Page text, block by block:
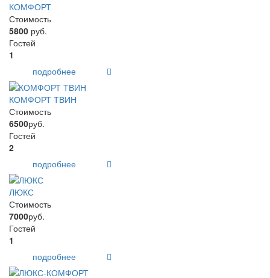
КОМФОРТ
Стоимость
5800 руб.
Гостей
1
подробнее
КОМФОРТ ТВИН
Стоимость
6500руб.
Гостей
2
подробнее
ЛЮКС
Стоимость
7000руб.
Гостей
1
подробнее